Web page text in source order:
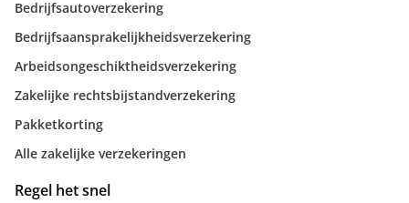
Bedrijfsautoverzekering
Bedrijfsaansprakelijkheidsverzekering
Arbeidsongeschiktheidsverzekering
Zakelijke rechtsbijstandverzekering
Pakketkorting
Alle zakelijke verzekeringen
Regel het snel